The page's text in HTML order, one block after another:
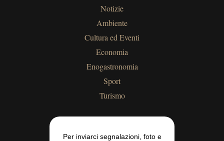
Notizie
Ambiente
Cultura ed Eventi
Economia
Enogastronomia
Sport
Turismo
Per inviarci segnalazioni, foto e